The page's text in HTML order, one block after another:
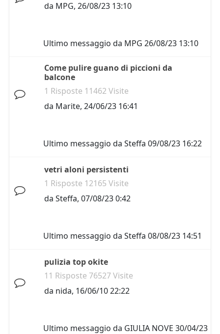
da MPG, 26/08/23 13:10
Ultimo messaggio da MPG 26/08/23 13:10
Come pulire guano di piccioni da
balcone
1 Risposte 11462 Visite
da Marite, 24/06/23 16:41
Ultimo messaggio da Steffa 09/08/23 16:22
vetri aloni persistenti
1 Risposte 12165 Visite
da Steffa, 07/08/23 0:42
Ultimo messaggio da Steffa 08/08/23 14:51
pulizia top okite
11 Risposte 76527 Visite
da nida, 16/06/10 22:22
Ultimo messaggio da GIULIA NOVE 30/04/23